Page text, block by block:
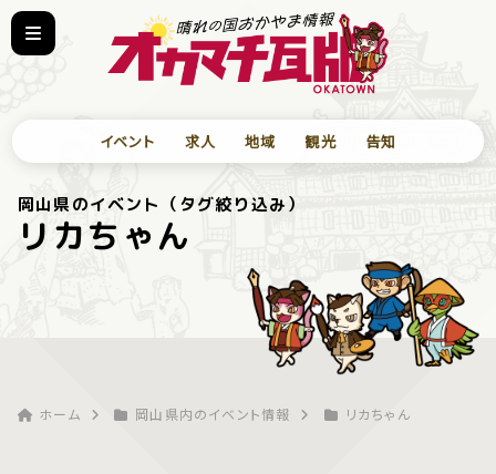
イベント 求人 地域 観光 告知
岡山県のイベント（タグ絞り込み）
リカちゃん
ホーム 岡山県内のイベント情報 リカちゃん